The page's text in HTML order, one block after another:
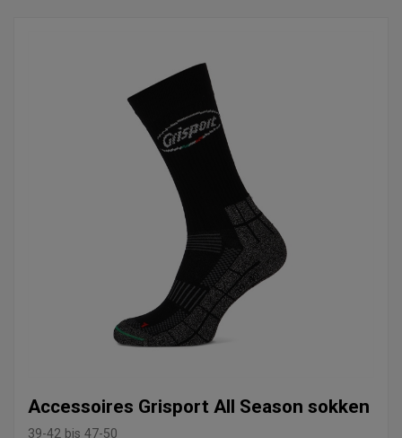
Accessoires Grisport All Season sokken
39-42 bis 47-50